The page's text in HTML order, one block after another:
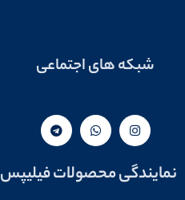
شبکه های اجتماعی
نمایندگی محصولات فیلیپس